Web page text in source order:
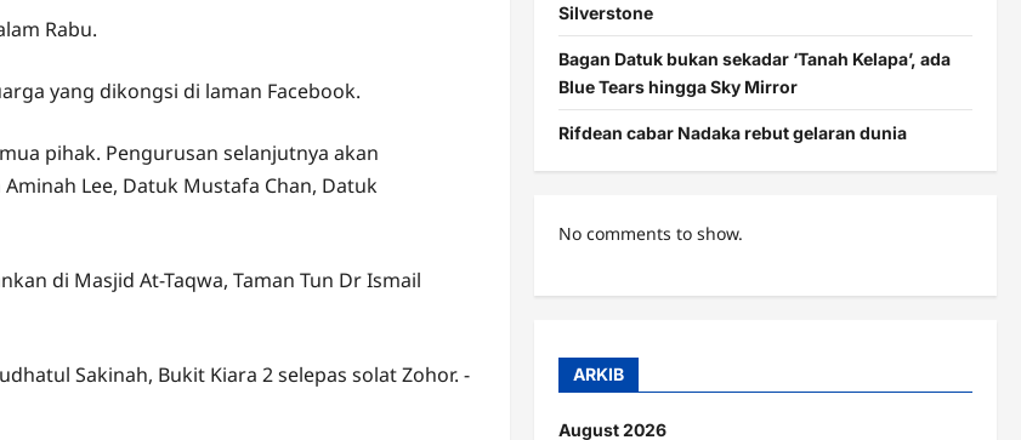
Rabu.
yang dikongsi di laman Facebook.
pihak. Pengurusan selanjutnya akan
Lee, Datuk Mustafa Chan, Datuk
di Masjid At-Taqwa, Taman Tun Dr Ismail
Sakinah, Bukit Kiara 2 selepas solat Zohor. -
Silverstone
Bagan Datuk bukan sekadar ‘Tanah Kelapa’, ada
Blue Tears hingga Sky Mirror
Rifdean cabar Nadaka rebut gelaran dunia
No comments to show.
ARKIB
August 2026